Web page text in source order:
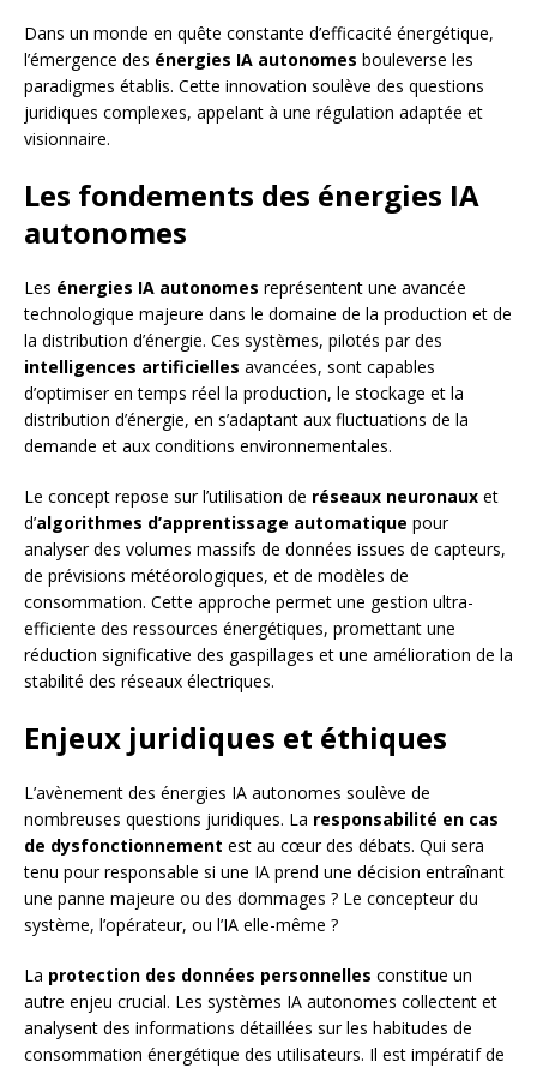
Dans un monde en quête constante d’efficacité énergétique,
l’émergence des énergies IA autonomes bouleverse les
paradigmes établis. Cette innovation soulève des questions
juridiques complexes, appelant à une régulation adaptée et
visionnaire.
Les fondements des énergies IA
autonomes
Les énergies IA autonomes représentent une avancée
technologique majeure dans le domaine de la production et de
la distribution d’énergie. Ces systèmes, pilotés par des
intelligences artificielles avancées, sont capables
d’optimiser en temps réel la production, le stockage et la
distribution d’énergie, en s’adaptant aux fluctuations de la
demande et aux conditions environnementales.
Le concept repose sur l’utilisation de réseaux neuronaux et
d’algorithmes d’apprentissage automatique pour
analyser des volumes massifs de données issues de capteurs,
de prévisions météorologiques, et de modèles de
consommation. Cette approche permet une gestion ultra-
efficiente des ressources énergétiques, promettant une
réduction significative des gaspillages et une amélioration de la
stabilité des réseaux électriques.
Enjeux juridiques et éthiques
L’avènement des énergies IA autonomes soulève de
nombreuses questions juridiques. La responsabilité en cas
de dysfonctionnement est au cœur des débats. Qui sera
tenu pour responsable si une IA prend une décision entraînant
une panne majeure ou des dommages ? Le concepteur du
système, l’opérateur, ou l’IA elle-même ?
La protection des données personnelles constitue un
autre enjeu crucial. Les systèmes IA autonomes collectent et
analysent des informations détaillées sur les habitudes de
consommation énergétique des utilisateurs. Il est impératif de